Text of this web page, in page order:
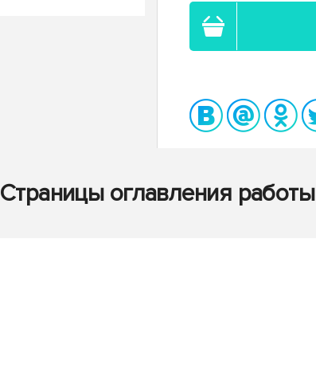
Страницы оглавления работы